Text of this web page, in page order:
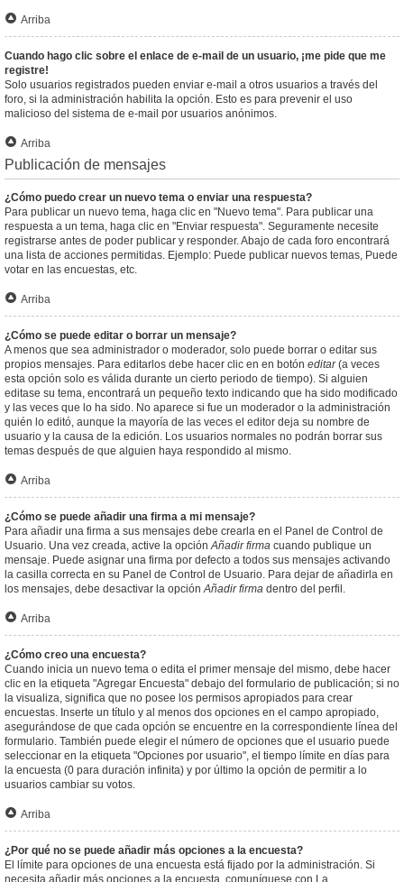
Arriba
Cuando hago clic sobre el enlace de e-mail de un usuario, ¡me pide que me
registre!
Solo usuarios registrados pueden enviar e-mail a otros usuarios a través del
foro, si la administración habilita la opción. Esto es para prevenir el uso
malicioso del sistema de e-mail por usuarios anónimos.
Arriba
Publicación de mensajes
¿Cómo puedo crear un nuevo tema o enviar una respuesta?
Para publicar un nuevo tema, haga clic en "Nuevo tema". Para publicar una
respuesta a un tema, haga clic en "Enviar respuesta". Seguramente necesite
registrarse antes de poder publicar y responder. Abajo de cada foro encontrará
una lista de acciones permitidas. Ejemplo: Puede publicar nuevos temas, Puede
votar en las encuestas, etc.
Arriba
¿Cómo se puede editar o borrar un mensaje?
A menos que sea administrador o moderador, solo puede borrar o editar sus
propios mensajes. Para editarlos debe hacer clic en en botón editar(a veces
esta opción solo es válida durante un cierto periodo de tiempo). Si alguien
editase su tema, encontrará un pequeño texto indicando que ha sido modificado
y las veces que lo ha sido. No aparece si fue un moderador o la administración
quién lo editó, aunque la mayoría de las veces el editor deja su nombre de
usuario y la causa de la edición. Los usuarios normales no podrán borrar sus
temas después de que alguien haya respondido al mismo.
Arriba
¿Cómo se puede añadir una firma a mi mensaje?
Para añadir una firma a sus mensajes debe crearla en el Panel de Control de
Usuario. Una vez creada, active la opciónAñadir firma cuando publique un
mensaje. Puede asignar una firma por defecto a todos sus mensajes activando
la casilla correcta en su Panel de Control de Usuario. Para dejar de añadirla en
los mensajes, debe desactivar la opciónAñadir firma dentro del perfil.
Arriba
¿Cómo creo una encuesta?
Cuando inicia un nuevo tema o edita el primer mensaje del mismo, debe hacer
clic en la etiqueta "Agregar Encuesta" debajo del formulario de publicación; si no
la visualiza, significa que no posee los permisos apropiados para crear
encuestas. Inserte un título y al menos dos opciones en el campo apropiado,
asegurándose de que cada opción se encuentre en la correspondiente línea del
formulario. También puede elegir el número de opciones que el usuario puede
seleccionar en la etiqueta "Opciones por usuario", el tiempo límite en días para
la encuesta (0 para duración infinita) y por último la opción de permitir a lo
usuarios cambiar su votos.
Arriba
¿Por qué no se puede añadir más opciones a la encuesta?
El límite para opciones de una encuesta está fijado por la administración. Si
necesita añadir más opciones a la encuesta, comuníquese con La